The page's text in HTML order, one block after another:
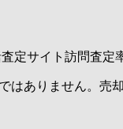
定サイト訪問査定
はありません。売